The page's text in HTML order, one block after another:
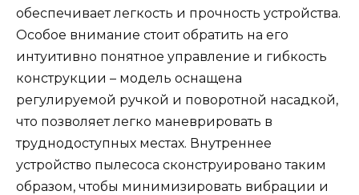
обеспечивает легкость и прочность устройства.
Особое внимание стоит обратить на его
интуитивно понятное управление и гибкость
конструкции – модель оснащена
регулируемой ручкой и поворотной насадкой,
что позволяет легко маневрировать в
труднодоступных местах. Внутреннее
устройство пылесоса сконструировано таким
образом, чтобы минимизировать вибрации и